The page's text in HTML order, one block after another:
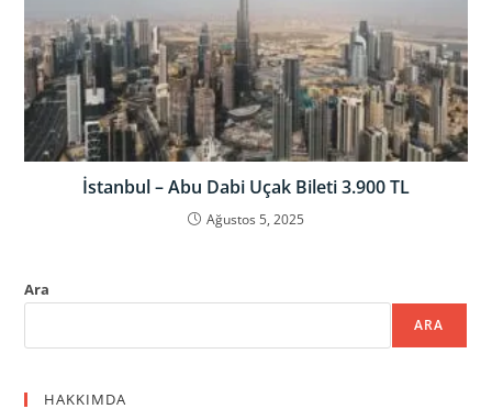
İstanbul – Abu Dabi Uçak Bileti 3.900 TL
Ağustos 5, 2025
Ara
ARA
HAKKIMDA